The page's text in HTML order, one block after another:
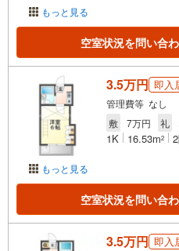
もっと見る
空室状況を問い合
もっと見る
3.5万円 即入
管理費等 なし
敷
7万円 礼
1K 16.53m2
空室状況を問い合
3.5万円 即入